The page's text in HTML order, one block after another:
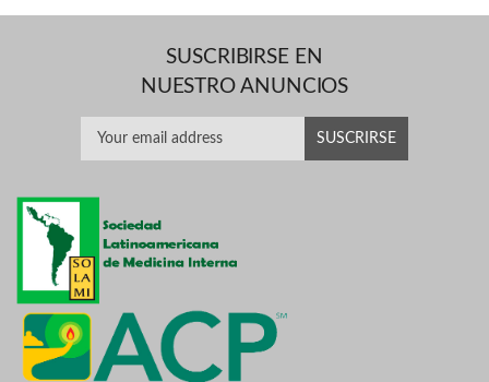
SUSCRIBIRSE EN
NUESTRO ANUNCIOS